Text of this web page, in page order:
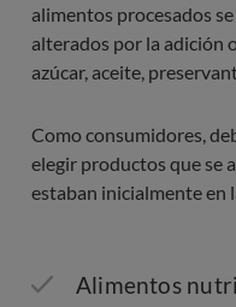
alimentos procesados
alterados por la adición
azúcar, aceite,
Como consumidores,
elegir productos que se
estaban inicialmente en
Alimentos